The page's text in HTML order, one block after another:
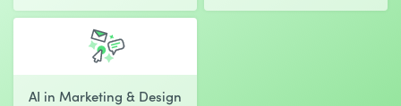
AI in Marketing & Design